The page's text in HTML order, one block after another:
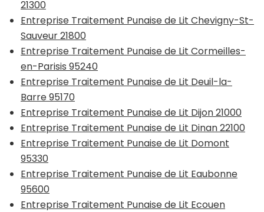
21300
Entreprise Traitement Punaise de Lit Chevigny-St-
Sauveur 21800
Entreprise Traitement Punaise de Lit Cormeilles-
en-Parisis 95240
Entreprise Traitement Punaise de Lit Deuil-la-
Barre 95170
Entreprise Traitement Punaise de Lit Dijon 21000
Entreprise Traitement Punaise de Lit Dinan 22100
Entreprise Traitement Punaise de Lit Domont
95330
Entreprise Traitement Punaise de Lit Eaubonne
95600
Entreprise Traitement Punaise de Lit Ecouen